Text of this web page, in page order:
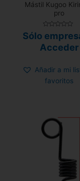
Mástil Kugoo
pro
con
0
de
Sólo
Acceder
Añadir a mi
favoritos